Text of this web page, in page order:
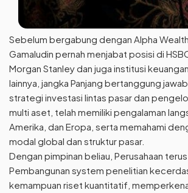
Sebelum bergabung dengan Alpha Wealth
Gamaludin pernah menjabat posisi di
Morgan Stanley dan juga institusi
lainnya, jangka Panjang bertanggung
strategi investasi lintas pasar dan
multi aset, telah memiliki pengalaman
Amerika, dan Eropa, serta memahami
modal global dan struktur pasar.
Dengan pimpinan beliau, Perusahaan
Pembangunan system penelitian
kemampuan riset kuantitatif,